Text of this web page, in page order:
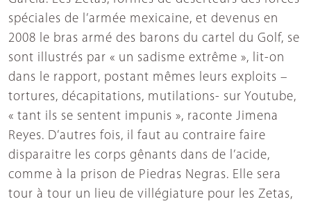
spéciales de l’armée mexicaine, et devenus en
2008 le bras armé des barons du cartel du Golf, se
sont illustrés par « un sadisme extrême », lit-on
dans le rapport, postant mêmes leurs exploits –
tortures, décapitations, mutilations- sur Youtube,
« tant ils se sentent impunis », raconte Jimena
Reyes. D’autres fois, il faut au contraire faire
disparaitre les corps gênants dans de l’acide,
comme à la prison de Piedras Negras. Elle sera
tour à tour un lieu de villégiature pour les Zetas,